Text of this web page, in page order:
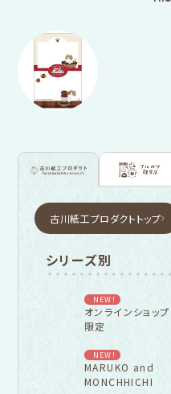
古川紙工プロダクトトップ
シリーズ別
NEW!
オンラインショップ
限定
NEW!
MARUKO and
MONCHHICHI